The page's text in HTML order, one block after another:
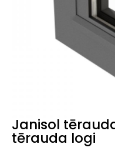
Janisol
tērauda logi